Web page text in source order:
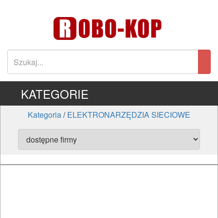
KATEGORIE
Kategoria/ELEKTRONARZĘDZIA SIECIOWE